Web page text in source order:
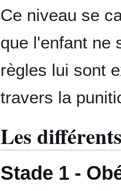
Ce niveau se
que l'enfant ne
règles lui sont
travers la
Les
Stade 1 -